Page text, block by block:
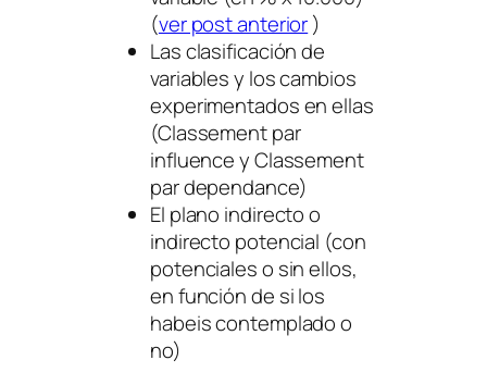
(ver post anterior)
Las clasificación de
variables y los cambios
experimentados en ellas
(Classement par
influence y Classement
par dependance)
El plano indirecto o
indirecto potencial (con
potenciales o sin ellos,
en función de si los
habeis contemplado o
no)